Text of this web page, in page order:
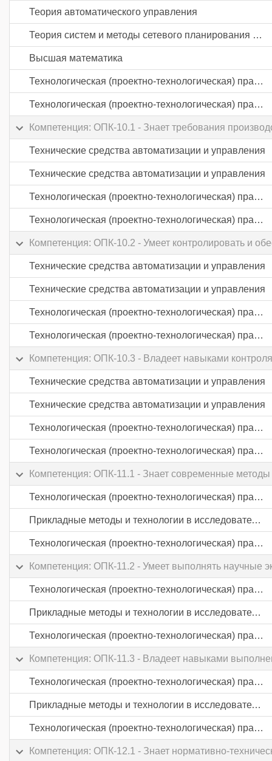
Теория автоматического управления
Теория систем и методы сетевого планирования и управления
Высшая математика
Технологическая (проектно-технологическая) практика
Технологическая (проектно-технологическая) практика
Компетенция: ОПК-10.1 - Знает требования
Технические средства автоматизации и управления
Технические средства автоматизации и управления
Технологическая (проектно-технологическая) практика
Технологическая (проектно-технологическая) практика
Компетенция: ОПК-10.2 - Умеет контролировать и
Технические средства автоматизации и управления
Технические средства автоматизации и управления
Технологическая (проектно-технологическая) практика
Технологическая (проектно-технологическая) практика
Компетенция: ОПК-10.3 - Владеет навыками
Технические средства автоматизации и управления
Технические средства автоматизации и управления
Технологическая (проектно-технологическая) практика
Технологическая (проектно-технологическая) практика
Компетенция: ОПК-11.1 - Знает современные
Технологическая (проектно-технологическая) практика
Прикладные методы и технологии в исследовательской деятельности
Технологическая (проектно-технологическая) практика
Компетенция: ОПК-11.2 - Умеет выполнять научные
Технологическая (проектно-технологическая) практика
Прикладные методы и технологии в исследовательской деятельности
Технологическая (проектно-технологическая) практика
Компетенция: ОПК-11.3 - Владеет навыками
Технологическая (проектно-технологическая) практика
Прикладные методы и технологии в исследовательской деятельности
Технологическая (проектно-технологическая) практика
Компетенция: ОПК-12.1 - Знает нормативно-